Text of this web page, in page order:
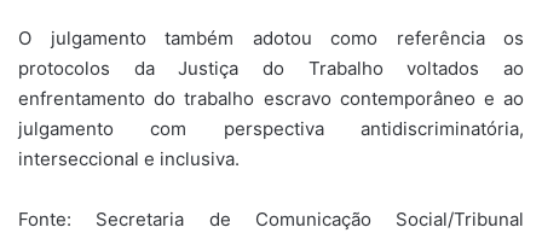
O julgamento também adotou como referência os
protocolos da Justiça do Trabalho voltados ao
enfrentamento do trabalho escravo contemporâneo e ao
julgamento com perspectiva antidiscriminatória,
interseccional e inclusiva.
Fonte: Secretaria de Comunicação Social/Tribunal